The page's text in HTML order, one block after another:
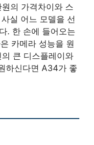
의 가격차이와 스
실 어느 모델을 선
. 한 손에 들어오는
카메라 성능을 원
큰 디스플레이와
하신다면 A34가 좋